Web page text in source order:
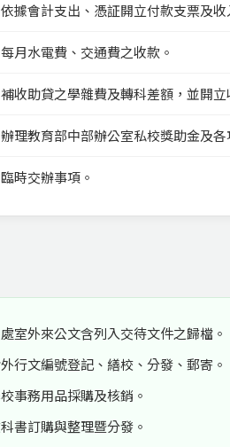
依據會計支出、憑証開立付款支票及收
每月水電費、交通費之收款。
補收助貸之學雜費及轉科差額，並開立
辦理教育部中部辦公室私校獎助金及各
臨時交辦事項。
室外來公文含列入交待文件之歸檔。
行文編號登記、繕校、分發、郵寄。
事務用品採購及核銷。
書訂購與整理暨分發。